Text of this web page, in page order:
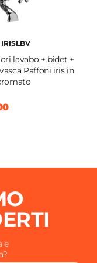
IRISLBV
lavabo + bidet +
Paffoni iris in
e